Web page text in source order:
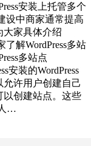
安装上托管多个
设中商家通常提高
大家具体介绍
了解WordPress多站
多站点
安装的WordPress
许用户创建自己
以创建站点。这些
…